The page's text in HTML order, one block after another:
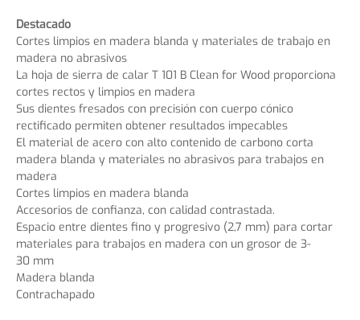
Destacado
Cortes limpios en madera blanda y materiales de trabajo en
madera no abrasivos
La hoja de sierra de calar T 101 B Clean for Wood proporciona
cortes rectos y limpios en madera
Sus dientes fresados con precisión con cuerpo cónico
rectificado permiten obtener resultados impecables
El material de acero con alto contenido de carbono corta
madera blanda y materiales no abrasivos para trabajos en
madera
Cortes limpios en madera blanda
Accesorios de confianza, con calidad contrastada.
Espacio entre dientes fino y progresivo (2,7 mm) para cortar
materiales para trabajos en madera con un grosor de 3-
30 mm
Madera blanda
Contrachapado